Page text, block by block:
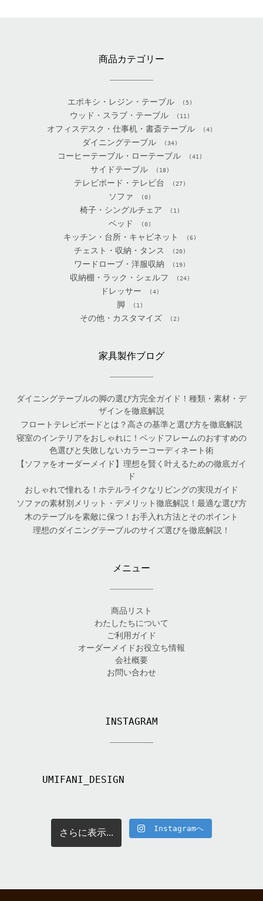
商品カテゴリー
エポキシ・レジン・テーブル (5)
ウッド・スラブ・テーブル (11)
オフィスデスク・仕事机・書斎テーブル (4)
ダイニングテーブル (34)
コーヒーテーブル・ローテーブル (41)
サイドテーブル (18)
テレビボード・テレビ台 (27)
ソファ (0)
椅子・シングルチェア (1)
ベッド (0)
キッチン・台所・キャビネット (6)
チェスト・収納・タンス (20)
ワードローブ・洋服収納 (19)
収納棚・ラック・シェルフ (24)
ドレッサー (4)
脚 (1)
その他・カスタマイズ (2)
家具製作ブログ
ダイニングテーブルの脚の選び方完全ガイド！種類・素材・デ
ザインを徹底解説
フロートテレビボードとは？高さの基準と選び方を徹底解説
寝室のインテリアをおしゃれに！ベッドフレームのおすすめの
色選びと失敗しないカラーコーディネート術
【ソファをオーダーメイド】理想を賢く叶えるための徹底ガイ
ド
おしゃれで憧れる！ホテルライクなリビングの実現ガイド
ソファの素材別メリット・デメリット徹底解説！最適な選び方
木のテーブルを素敵に保つ！お手入れ方法とそのポイント
理想のダイニングテーブルのサイズ選びを徹底解説！
メニュー
商品リスト
わたしたちについて
ご利用ガイド
オーダーメイドお役立ち情報
会社概要
お問い合わせ
INSTAGRAM
UMIFANI_DESIGN
さらに表示... Instagramへ